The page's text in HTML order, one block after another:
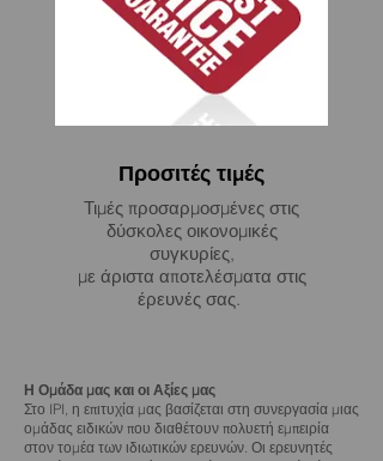
Προσιτές τιμές
Τιμές προσαρμοσμένες στις
δύσκολες οικονομικές
συγκυρίες,
με άριστα αποτελέσματα στις
έρευνές σας.
Η Ομάδα μας και οι Αξίες μας
Στο IPI, η επιτυχία μας βασίζεται στη συνεργασία μιας
ομάδας ειδικών που διαθέτουν πολυετή εμπειρία
στον τομέα των ιδιωτικών ερευνών. Οι ερευνητές